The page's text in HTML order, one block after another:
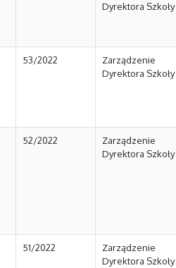
Dyrektora Szkoły
53/2022
Zarządzenie
Dyrektora Szkoły
52/2022
Zarządzenie
Dyrektora Szkoły
51/2022
Zarządzenie
Dyrektora Szkoły